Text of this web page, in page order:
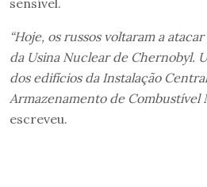
“Hoje, os russos voltaram a
da Usina Nuclear de Chernobyl.
dos edifícios da Instalação
Armazenamento de Combustível
escreveu.